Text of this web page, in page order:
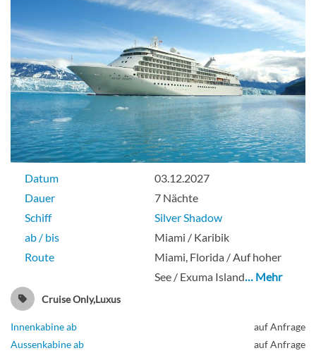
Datum
03.12.2027
Dauer
7 Nächte
Schiff
Silver Shadow
ab / bis
Miami / Karibik
Route
Miami, Florida / Auf hoher
See / Exuma Island… Mehr
Cruise Only,Luxus
Innenkabine ab
auf Anfrage
Aussenkabine ab
auf Anfrage